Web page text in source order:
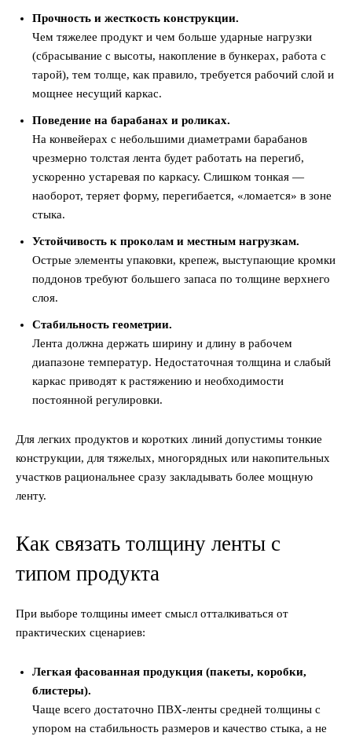
Прочность и жесткость конструкции.
Чем тяжелее продукт и чем больше ударные нагрузки
(сбрасывание с высоты, накопление в бункерах, работа с
тарой), тем толще, как правило, требуется рабочий слой и
мощнее несущий каркас.
Поведение на барабанах и роликах.
На конвейерах с небольшими диаметрами барабанов
чрезмерно толстая лента будет работать на перегиб,
ускоренно устаревая по каркасу. Слишком тонкая —
наоборот, теряет форму, перегибается, «ломается» в зоне
стыка.
Устойчивость к проколам и местным нагрузкам.
Острые элементы упаковки, крепеж, выступающие кромки
поддонов требуют большего запаса по толщине верхнего
слоя.
Стабильность геометрии.
Лента должна держать ширину и длину в рабочем
диапазоне температур. Недостаточная толщина и слабый
каркас приводят к растяжению и необходимости
постоянной регулировки.
Для легких продуктов и коротких линий допустимы тонкие
конструкции, для тяжелых, многорядных или накопительных
участков рациональнее сразу закладывать более мощную
ленту.
Как связать толщину ленты с
типом продукта
При выборе толщины имеет смысл отталкиваться от
практических сценариев:
Легкая фасованная продукция (пакеты, коробки,
блистеры).
Чаще всего достаточно ПВХ-ленты средней толщины с
упором на стабильность размеров и качество стыка, а не